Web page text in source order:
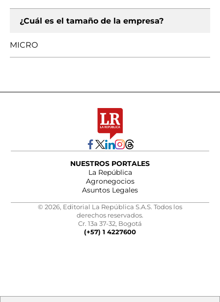
¿Cuál es el tamaño de la empresa?
MICRO
NUESTROS PORTALES
La República
Agronegocios
Asuntos Legales
© 2026, Editorial La República S.A.S. Todos los
derechos reservados.
Cr. 13a 37-32, Bogotá
(+57) 1 4227600